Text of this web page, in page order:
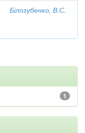
Білозубенко, В.С.
1